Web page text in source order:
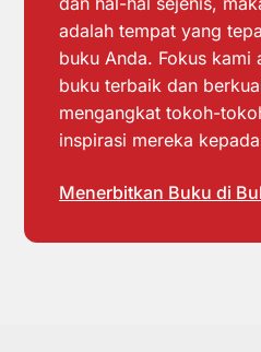
adalah tempat yang
buku Anda. Fokus kami
buku terbaik dan
mengangkat tokoh-
inspirasi mereka
Menerbitkan Buku di